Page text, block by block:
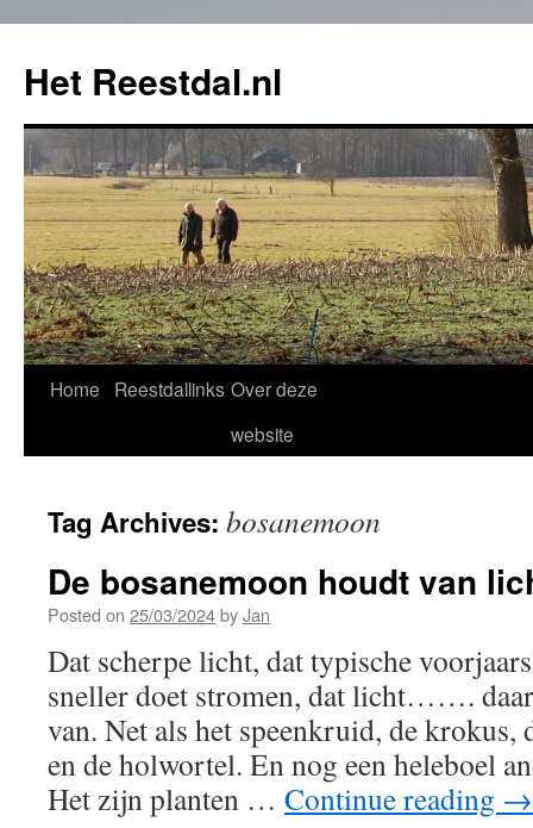
Het Reestdal.nl
Skip
Home Reestdallinks Over deze
website
Tag Archives: bosanemoon
De bosanemoon houdt van
Posted on 25/03/2024byJan
Dat scherpe licht, dat typische
sneller doet stromen, dat licht…….
van. Net als het speenkruid, de krokus,
en de holwortel. En nog een heleboel
Het zijn planten … Continue reading →